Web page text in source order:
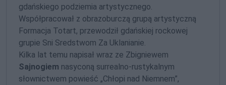
gdańskiego podziemia artystycznego.
Współpracował z obrazoburczą grupą artystyczną
Formacja Totart, przewodził gdańskiej rockowej
grupie Sni Sredstwom Za Uklanianie.
Kilka lat temu napisał wraz ze Zbigniewem
Sajnogiem nasyconą surrealno-rustykalnym
słownictwem powieść „Chłopi nad Niemnem”,